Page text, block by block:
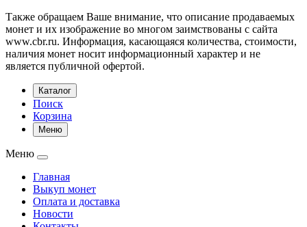
Также обращаем Ваше внимание, что описание продаваемых
монет и их изображение во многом заимствованы с сайта
www.cbr.ru. Информация, касающаяся количества, стоимости,
наличия монет носит информационный характер и не
является публичной офертой.
Каталог
Поиск
Корзина
Меню
Меню
Главная
Выкуп монет
Оплата и доставка
Новости